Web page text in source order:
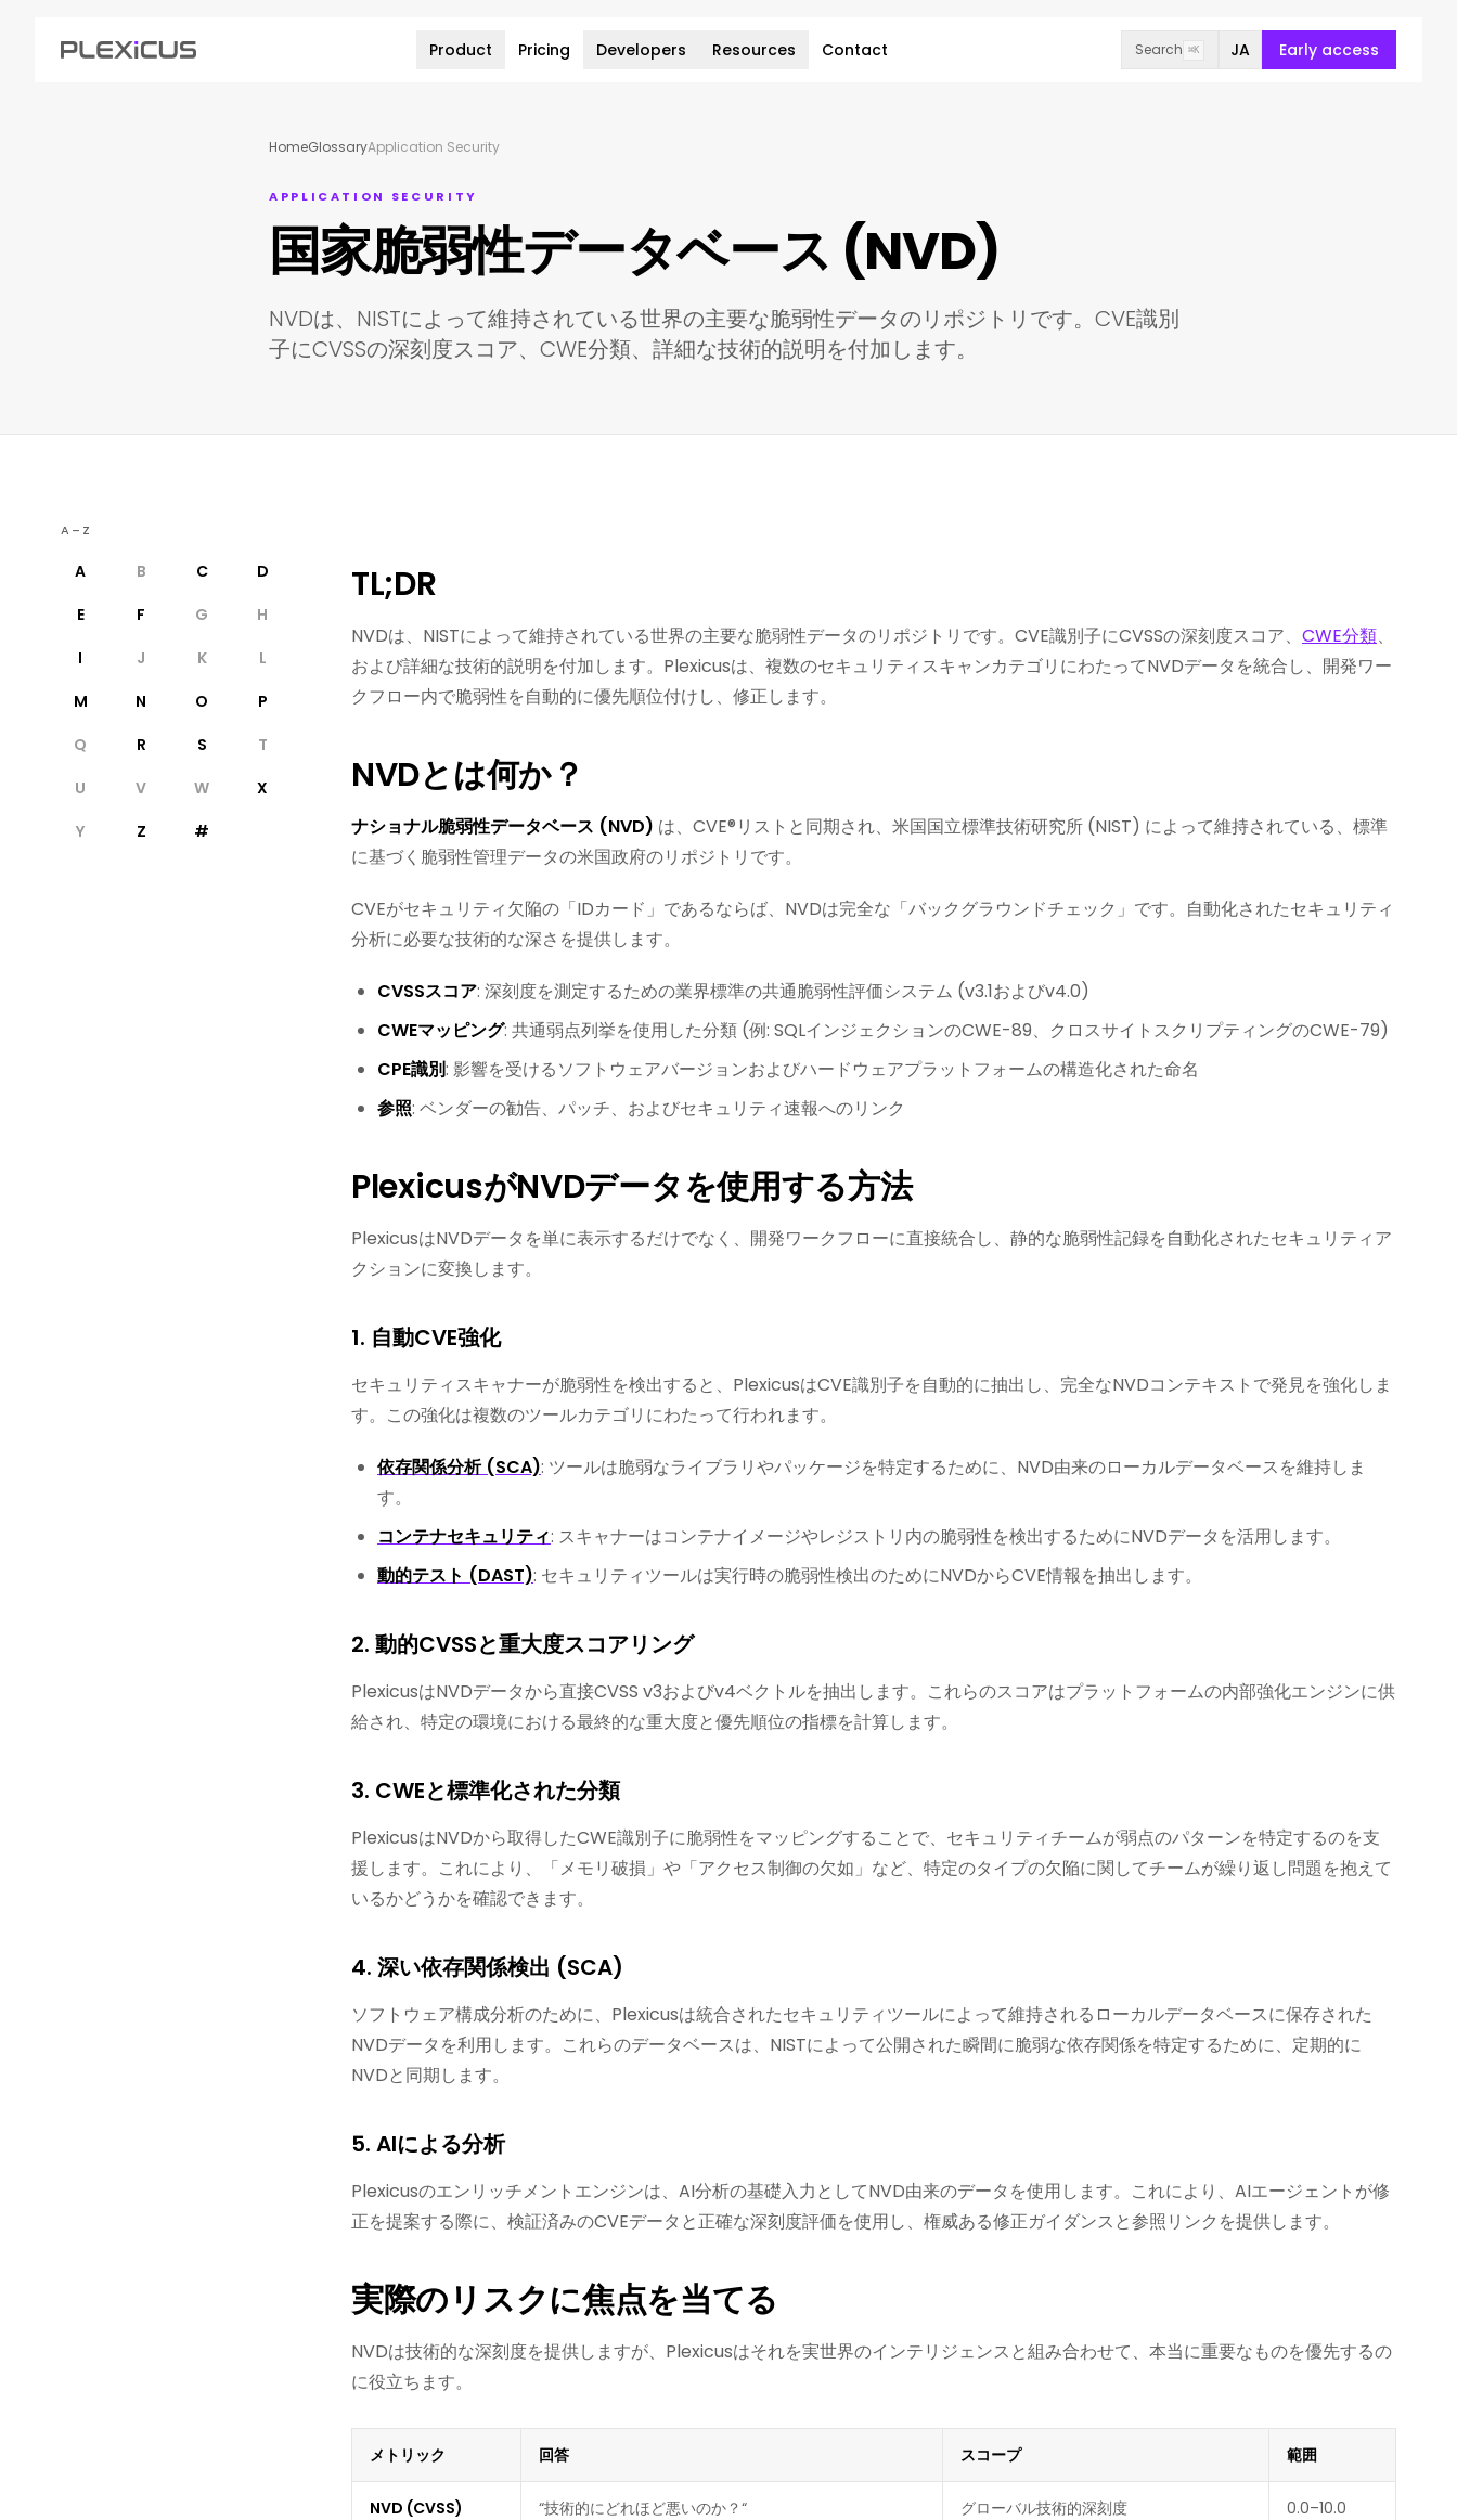
Product Pricing Developers Resources Contact Search ⌘K JA Early access
HomeGlossaryApplication Security
APPLICATION SECURITY
国家脆弱性データベース (NVD)
NVDは、NISTによって維持されている世界の主要な脆弱性データのリポジトリです。CVE識別
子にCVSSの深刻度スコア、CWE分類、詳細な技術的説明を付加します。
A–Z
A B C
D
E
F G
H
I
J K
L
M
N O
P
Q
R S
T
U
V W
X
Y
Z #
TL;DR
NVDは、NISTによって維持されている世界の主要な脆弱性データのリポジトリです。CVE識別子にCVSSの深刻度スコア、 CWE分類、
および詳細な技術的説明を付加します。Plexicusは、複数のセキュリティスキャンカテゴリにわたってNVDデータを統合し、開発ワー
クフロー内で脆弱性を自動的に優先順位付けし、修正します。
NVDとは何か？
ナショナル脆弱性データベース (NVD) は、CVE®リストと同期され、米国国立標準技術研究所 (NIST) によって維持されている、標準
に基づく脆弱性管理データの米国政府のリポジトリです。
CVEがセキュリティ欠陥の「IDカード」であるならば、NVDは完全な「バックグラウンドチェック」です。自動化されたセキュリティ
分析に必要な技術的な深さを提供します。
CVSSスコア: 深刻度を測定するための業界標準の共通脆弱性評価システム (v3.1およびv4.0)
CWEマッピング: 共通弱点列挙を使用した分類 (例: SQLインジェクションのCWE-89、クロスサイトスクリプティングのCWE-79)
CPE識別: 影響を受けるソフトウェアバージョンおよびハードウェアプラットフォームの構造化された命名
参照: ベンダーの勧告、パッチ、およびセキュリティ速報へのリンク
PlexicusがNVDデータを使用する方法
PlexicusはNVDデータを単に表示するだけでなく、開発ワークフローに直接統合し、静的な脆弱性記録を自動化されたセキュリティア
クションに変換します。
1. 自動CVE強化
セキュリティスキャナーが脆弱性を検出すると、PlexicusはCVE識別子を自動的に抽出し、完全なNVDコンテキストで発見を強化しま
す。この強化は複数のツールカテゴリにわたって行われます。
依存関係分析 (SCA): ツールは脆弱なライブラリやパッケージを特定するために、NVD由来のローカルデータベースを維持しま
す。
コンテナセキュリティ: スキャナーはコンテナイメージやレジストリ内の脆弱性を検出するためにNVDデータを活用します。
動的テスト (DAST): セキュリティツールは実行時の脆弱性検出のためにNVDからCVE情報を抽出します。
2. 動的CVSSと重大度スコアリング
PlexicusはNVDデータから直接CVSS v3およびv4ベクトルを抽出します。これらのスコアはプラットフォームの内部強化エンジンに供
給され、特定の環境における最終的な重大度と優先順位の指標を計算します。
3. CWEと標準化された分類
PlexicusはNVDから取得したCWE識別子に脆弱性をマッピングすることで、セキュリティチームが弱点のパターンを特定するのを支
援します。これにより、「メモリ破損」や「アクセス制御の欠如」など、特定のタイプの欠陥に関してチームが繰り返し問題を抱えて
いるかどうかを確認できます。
4. 深い依存関係検出 (SCA)
ソフトウェア構成分析のために、Plexicusは統合されたセキュリティツールによって維持されるローカルデータベースに保存された
NVDデータを利用します。これらのデータベースは、NISTによって公開された瞬間に脆弱な依存関係を特定するために、定期的に
NVDと同期します。
5. AIによる分析
Plexicusのエンリッチメントエンジンは、AI分析の基礎入力としてNVD由来のデータを使用します。これにより、AIエージェントが修
正を提案する際に、検証済みのCVEデータと正確な深刻度評価を使用し、権威ある修正ガイダンスと参照リンクを提供します。
実際のリスクに焦点を当てる
NVDは技術的な深刻度を提供しますが、Plexicusはそれを実世界のインテリジェンスと組み合わせて、本当に重要なものを優先するの
に役立ちます。
メトリック 回答 スコープ 範囲
NVD (CVSS) “技術的にどれほど悪いのか？“ グローバル技術的深刻度 0.0–10.0